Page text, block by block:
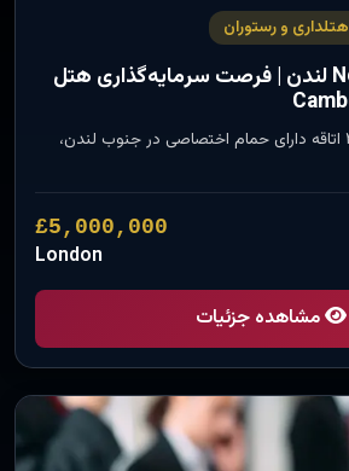
هتلداری و رستوران
🏨 هتل New Dome لندن | فرصت سرمایه‌گذاری هتل
🏨 فرصت خرید هتل ۳۰ اتاقه دارای حمام اختصاصی در جنوب لندن،
£5,000,000
London
مشاهده جزئیات